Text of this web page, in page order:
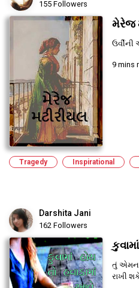
155 Followers
મેરેજ
9 mins
Tragedy Inspirational
Darshita Jani
162 Followers
તું
રાખી